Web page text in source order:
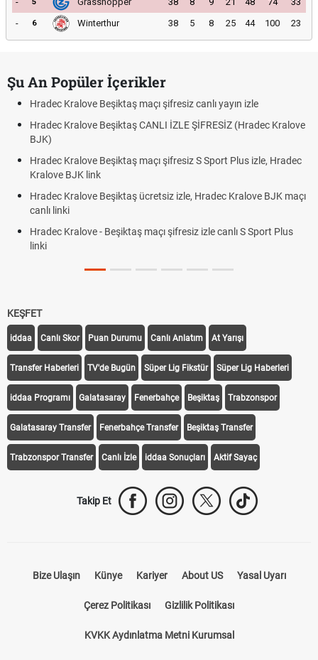
-
6 Winterthur 38 5 8 25 44 100 23
Şu An Popüler İçerikler
Hradec Kralove Beşiktaş maçı şifresiz canlı yayın izle
Hradec Kralove Beşiktaş CANLI İZLE ŞİFRESİZ (Hradec Kralove
BJK)
Hradec Kralove Beşiktaş maçı şifresiz S Sport Plus izle, Hradec
Kralove BJK link
Hradec Kralove Beşiktaş ücretsiz izle, Hradec Kralove BJK maçı
canlı linki
Hradec Kralove - Beşiktaş maçı şifresiz izle canlı S Sport Plus
linki
KEŞFET
iddaa Canlı Skor Puan Durumu Canlı Anlatım At Yarışı
Transfer Haberleri TV'de Bugün Süper Lig Fikstür Süper Lig Haberleri
iddaa Programı Galatasaray Fenerbahçe Beşiktaş Trabzonspor
Galatasaray Transfer Fenerbahçe Transfer Beşiktaş Transfer
Trabzonspor Transfer Canlı İzle iddaa Sonuçları Aktif Sayaç
Takip Et
Bize Ulaşın Künye Kariyer About US Yasal Uyarı
Çerez Politikası Gizlilik Politikası
KVKK Aydınlatma Metni Kurumsal